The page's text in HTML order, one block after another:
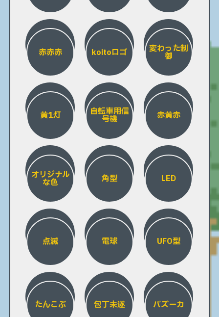
赤赤赤 koitoロゴ 変わった制
御
黄1灯 自転車用信
号機 赤黄赤
オリジナル
な色 角型 LED
点滅 電球 UFO型
たんこぶ 包丁未遂 バズーカ